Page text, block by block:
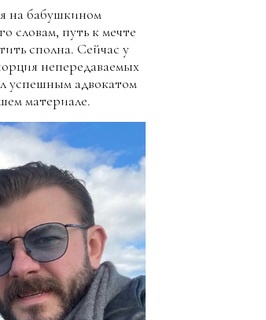
на бабушкином
словам, путь к мечте
сполна. Сейчас у
непередаваемых
успешным адвокатом
материале.